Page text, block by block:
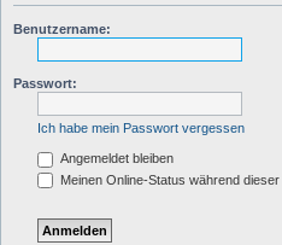
Benutzername:
Passwort:
Ich habe mein Passwort vergessen
Angemeldet bleiben
Meinen Online-Status während